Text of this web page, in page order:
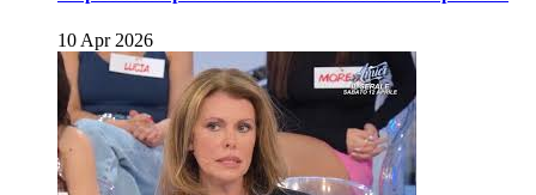
10 Apr 2026